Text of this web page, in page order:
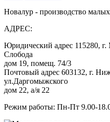
Новалур - производство
АДРЕС:
Юридический адрес 115280,
Слобода
дом 19, помещ. 74/3
Почтовый адрес 603132, г.
ул.Даргомыжского
дом 22, а/я 22
Режим работы: Пн-Пт 9.00-